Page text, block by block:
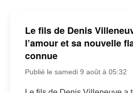
Le fils de Denis
l’amour et sa nouvelle
connue
Publié le samedi 9 août à 05:32